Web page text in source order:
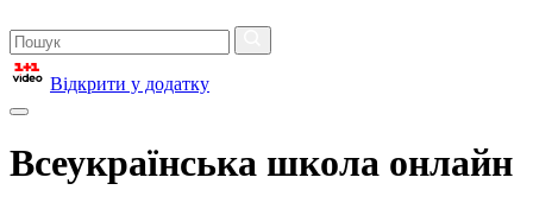
Відкрити у додатку
Всеукраїнська школа онлайн